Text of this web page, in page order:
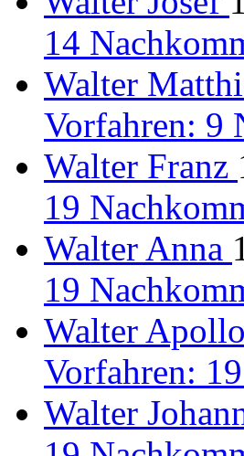
14
Walter
Vorfahren: 9
Walter Franz
19
Walter Anna
19
Walter
Vorfahren:
Walter